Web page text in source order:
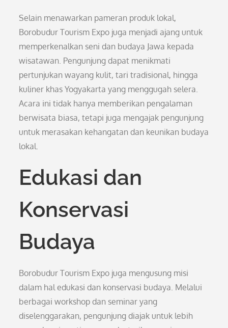
Selain menawarkan pameran produk lokal,
Borobudur Tourism Expo juga menjadi ajang untuk
memperkenalkan seni dan budaya Jawa kepada
wisatawan. Pengunjung dapat menikmati
pertunjukan wayang kulit, tari tradisional, hingga
kuliner khas Yogyakarta yang menggugah selera.
Acara ini tidak hanya memberikan pengalaman
berwisata biasa, tetapi juga mengajak pengunjung
untuk merasakan kehangatan dan keunikan budaya
lokal.
Edukasi dan
Konservasi
Budaya
Borobudur Tourism Expo juga mengusung misi
dalam hal edukasi dan konservasi budaya. Melalui
berbagai workshop dan seminar yang
diselenggarakan, pengunjung diajak untuk lebih